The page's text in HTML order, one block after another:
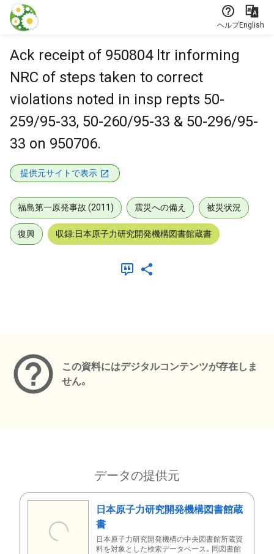
本文に飛ぶ
ヘルプEnglish
Ack receipt of 950804 ltr informing
NRC of steps taken to correct
violations noted in insp repts 50-
259/95-33, 50-260/95-33 & 50-296/95-
33 on 950706.
提供元サイトで表示
福島第一原発事故 (2011) 震災への備え 被災状況
復興 収録:日本原子力研究開発機構図書館蔵書
この資料にはデジタルコンテンツが存在しま
せん。
データの提供元
日本原子力研究開発機構図書館蔵
書
日本原子力研究開発機構の中央図書館所蔵資
料を対象とした検索データベース。同図書館